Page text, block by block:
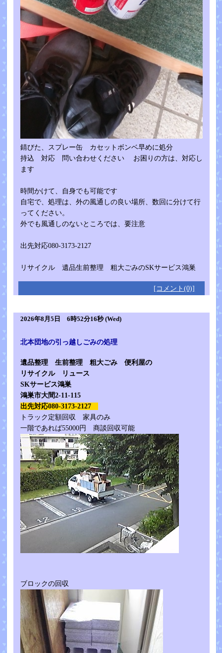
錆びた、スプレー缶 カセットボンベ早めに処分
持込 対応 問い合わせください お困りの方は、対応し
ます
時間かけて、自身でも可能です
自宅で、処理は、外の風通しの良い場所、数回に分けて行
ってください。
外でも風通しのないところでは、要注意
出先対応080-3173-2127
リサイクル 遺品生前整理 粗大ごみのSKサービス鴻巣
[コメント(0)]
2026年8月5日 6時52分16秒 (Wed)
北本団地の引っ越しごみの処理
遺品整理 生前整理 粗大ごみ 便利屋の
リサイクル リュース
SKサービス鴻巣
鴻巣市大間2-11-115
出先対応080-3173-2127
トラック定額回収 家具のみ
一階であれば55000円 商談回収可能
ブロックの回収